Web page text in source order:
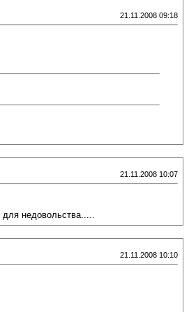
21.11.2008 09:18
21.11.2008 10:07
недовольства.....
21.11.2008 10:10